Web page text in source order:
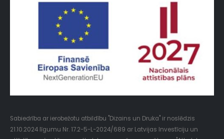
Sabiedrība ar ierobežotu atbildību "Dizains un Druka" ir noslēdzis
21.10.2024 līgumu Nr. 17.2-5-L-2024/689 ar Latvijas Investīciju un